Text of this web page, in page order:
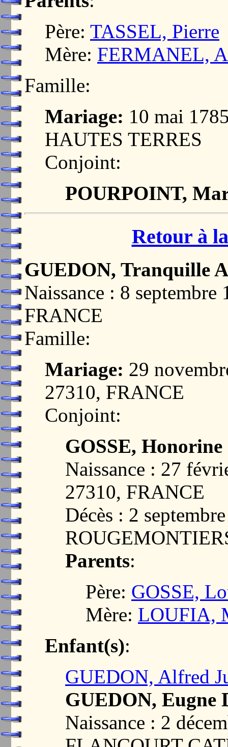
Père: TASSEL, Pierre
Mère: FERMANEL,
Famille:
Mariage: 10 mai
HAUTES TERRES
Conjoint:
POURPOINT,
Retour à
GUEDON, Tranquille
Naissance : 8
FRANCE
Famille:
Mariage: 29
27310, FRANCE
Conjoint:
GOSSE,
Naissance : 27
27310, FRANCE
Décès : 2
Parents:
Père: GOSSE,
Mère: LOUFIA,
Enfant(s):
GUEDON, Alfred
GUEDON, Eugne
Naissance : 2